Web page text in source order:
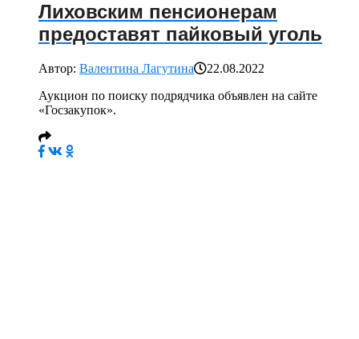
Лиховским пенсионерам
предоставят пайковый уголь
Автор: Валентина Лагутина
22.08.2022
Аукцион по поиску подрядчика объявлен на сайте
«Госзакупок».